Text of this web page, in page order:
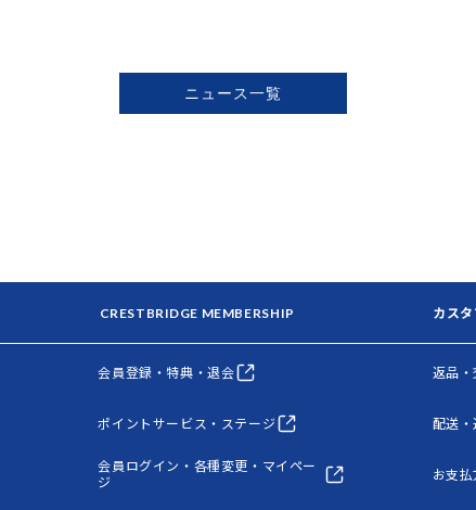
ニュース一覧
CRESTBRIDGE MEMBERSHIP カス
会員登録・特典・退会
ポイントサービス・ステージ
会員ログイン・各種変更・マイペー
ジ
返品
配送・
お支